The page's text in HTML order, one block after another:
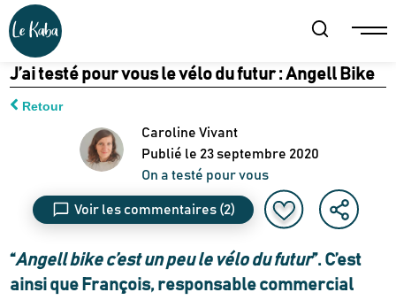
J’ai testé pour vous le vélo du futur : Angell Bike
Retour
Caroline Vivant
Publié le 23 septembre 2020
On a testé pour vous
Voir les commentaires (2)
“Angell bike c’est un peu le vélo du futur”. C’est
ainsi que François, responsable commercial